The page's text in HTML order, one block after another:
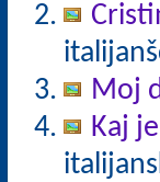
Moj
Kaj